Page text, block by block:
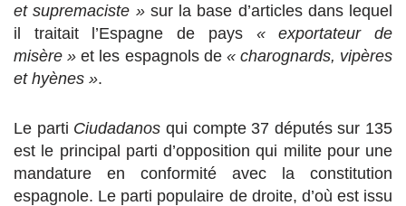
et supremaciste »sur la base d’articles dans lequel
il traitait l’Espagne de pays « exportateur de
misère » et les espagnols de « charognards, vipères
et hyènes ».
Le parti Ciudadanos qui compte 37 députés sur 135
est le principal parti d’opposition qui milite pour une
mandature en conformité avec la constitution
espagnole. Le parti populaire de droite, d’où est issu